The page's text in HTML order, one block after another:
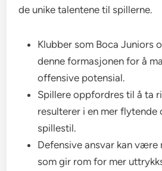
de unike talentene til spillerne.
Klubber som Boca Juniors
denne formasjonen for å
offensive potensial.
Spillere oppfordres til å ta
resulterer i en mer
spillestil.
Defensive ansvar kan være
som gir rom for mer